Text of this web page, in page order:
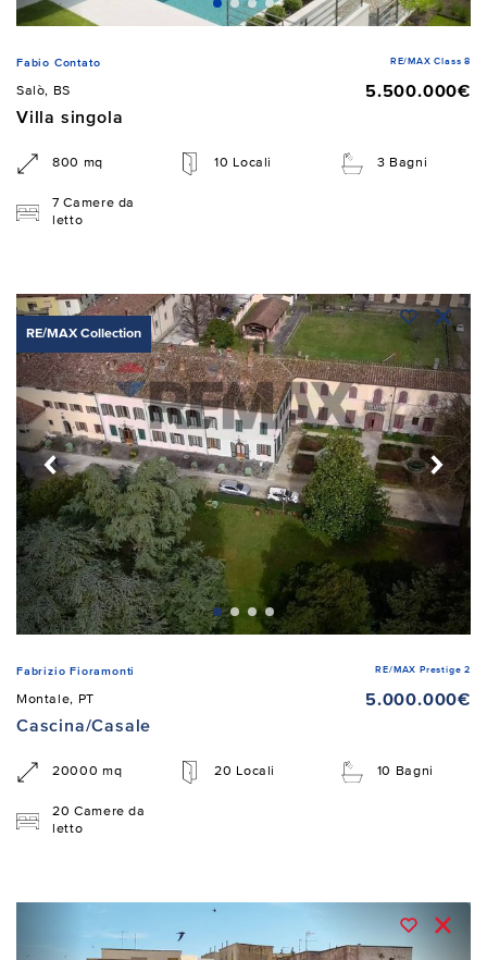
Fabio Contato RE/MAX Class 8
Salò, BS
5.500.000€
Villa singola
800 mq 10 Locali 3 Bagni
7 Camere da
letto
RE/MAX Collection
Fabrizio Fioramonti RE/MAX Prestige 2
Montale, PT
5.000.000€
Cascina/Casale
20000 mq 20 Locali 10 Bagni
20 Camere da
letto